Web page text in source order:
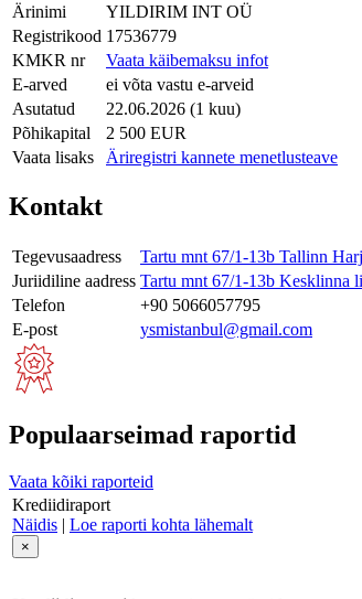
Ärinimi
YILDIRIM INT OÜ
Registrikood 17536779
KMKR nr
Vaata käibemaksu infot
E-arved
ei võta vastu e-arveid
Asutatud
22.06.2026 (1 kuu)
Põhikapital
2 500 EUR
Vaata lisaks
Äriregistri kannete menetlusteave
Kontakt
Tegevusaadress
Tartu mnt 67/1-13b Tallinn
Juriidiline aadress Tartu mnt 67/1-13b Kesklinna
Telefon
+90 5066057795
E-post
ysmistanbul@gmail.com
Populaarseimad raportid
Vaata kõiki raporteid
Krediidiraport
Näidis | Loe raporti kohta lähemalt
×